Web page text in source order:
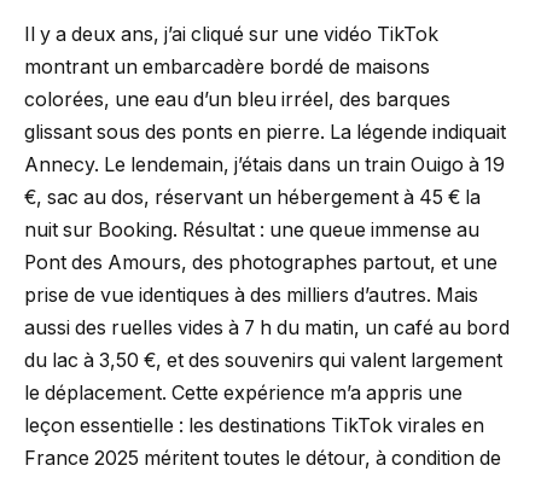
Il y a deux ans, j’ai cliqué sur une vidéo TikTok
montrant un embarcadère bordé de maisons
colorées, une eau d’un bleu irréel, des barques
glissant sous des ponts en pierre. La légende indiquait
Annecy. Le lendemain, j’étais dans un train Ouigo à 19
€, sac au dos, réservant un hébergement à 45 € la
nuit sur Booking. Résultat : une queue immense au
Pont des Amours, des photographes partout, et une
prise de vue identiques à des milliers d’autres. Mais
aussi des ruelles vides à 7 h du matin, un café au bord
du lac à 3,50 €, et des souvenirs qui valent largement
le déplacement. Cette expérience m’a appris une
leçon essentielle : les destinations TikTok virales en
France 2025 méritent toutes le détour, à condition de